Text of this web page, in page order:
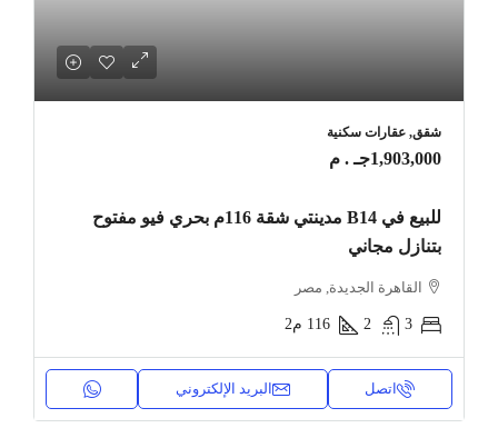
شقق, عقارات سكنية
1,903,000جـ . م
للبيع في B14 مدينتي شقة 116م بحري فيو مفتوح
بتنازل مجاني
القاهرة الجديدة, مصر
3
2
116 م2
اتصل البريد الإلكتروني